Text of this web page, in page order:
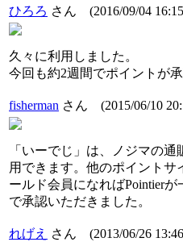
ひろろ さん (2016/09/04
久々に利用しました。
今回も約2週間でポイントが承
fisherman さん (2015/06/10
「いーでじ」は、ノジマの
用できます。他のポイント
ールド会員になればPointier
で承認いただきました。
れげえ さん (2013/06/26